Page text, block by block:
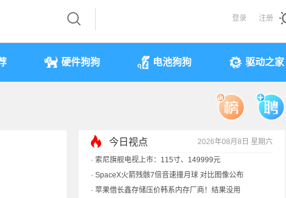
登录 注册
硬件狗狗 电池狗狗 驱动之家
今日视点 2026年08月8日 星期六
· 索尼旗舰电视上市：115寸、149999元
· SpaceX火箭残骸7倍音速撞月球 对比图像公布
· 苹果借长鑫存储压价韩系内存厂商！结果没用
· 歌手汪峰：公司因AI已从1100人优化到400人